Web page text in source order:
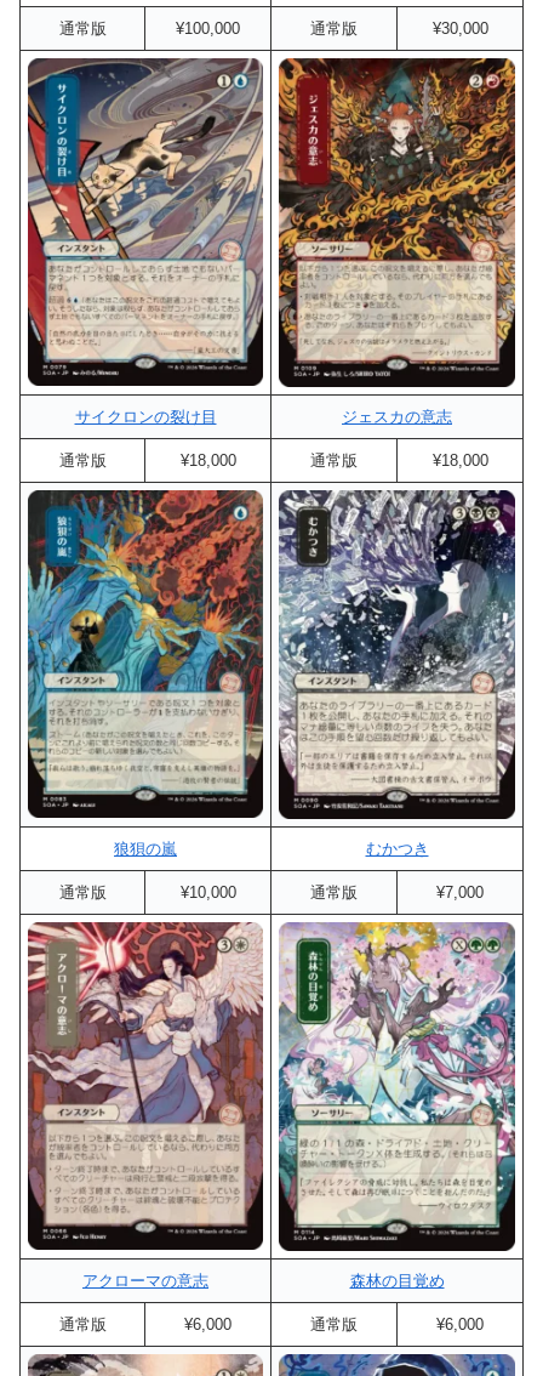
通常版 ¥100,000 通常版 ¥30,000
サイクロンの裂け目 ジェスカの意志
通常版 ¥18,000 通常版 ¥18,000
狼狽の嵐 むかつき
通常版 ¥10,000 通常版 ¥7,000
アクローマの意志 森林の目覚め
通常版 ¥6,000 通常版 ¥6,000